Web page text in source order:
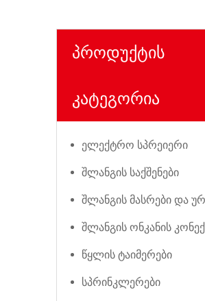
პროდუქტის
კატეგორია
ელექტრო სპრეიერი
შლანგის საქშენები
წყლის ტაიმერები
სპრინკლერები